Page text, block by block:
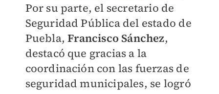
Por su parte, el secretario de
Seguridad Pública del estado de
Puebla,Francisco Sánchez,
destacó que gracias a la
coordinación con las fuerzas de
seguridad municipales, se logró